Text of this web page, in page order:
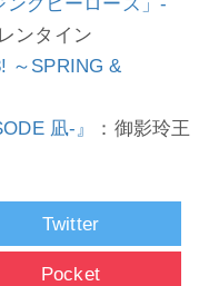
ンタイン
～SPRING &
凪-』
：御影玲王
Twitter
Pocket